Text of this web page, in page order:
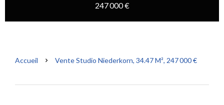
247 000 €
Accueil Vente Studio Niederkorn, 34.47 M², 247 000 €